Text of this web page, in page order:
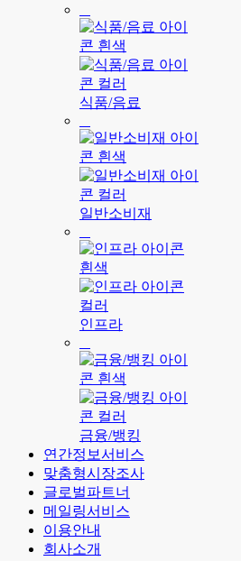
식품/음료
일반소비재
인프라
금융/뱅킹
연간정보서비스
맞춤형시장조사
글로벌파트너
메일링서비스
이용안내
회사소개